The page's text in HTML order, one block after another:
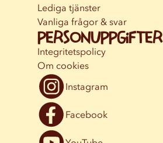
Lediga tjänster
Vanliga frågor & svar
Personuppgifter
Integritetspolicy
Om cookies
Instagram
Facebook